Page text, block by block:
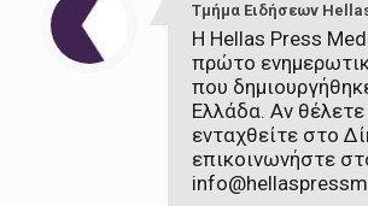
Τμήμα Ειδήσεων
Η Hellas Press
πρώτο
που
Ελλάδα. Αν θέλετε
ενταχθείτε στο
επικοινωνήστε